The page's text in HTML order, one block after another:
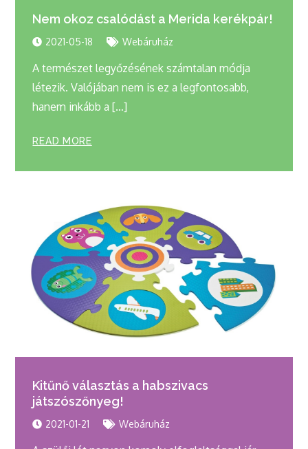
Nem okoz csalódást a Merida kerékpár!
2021-05-18 Webáruház
A természet legyőzésének számtalan módja
létezik. Valójában nem is ez a legfontosabb,
hanem inkább a […]
READ MORE
Kitűnő választás a habszivacs
játszószőnyeg!
2021-01-21 Webáruház